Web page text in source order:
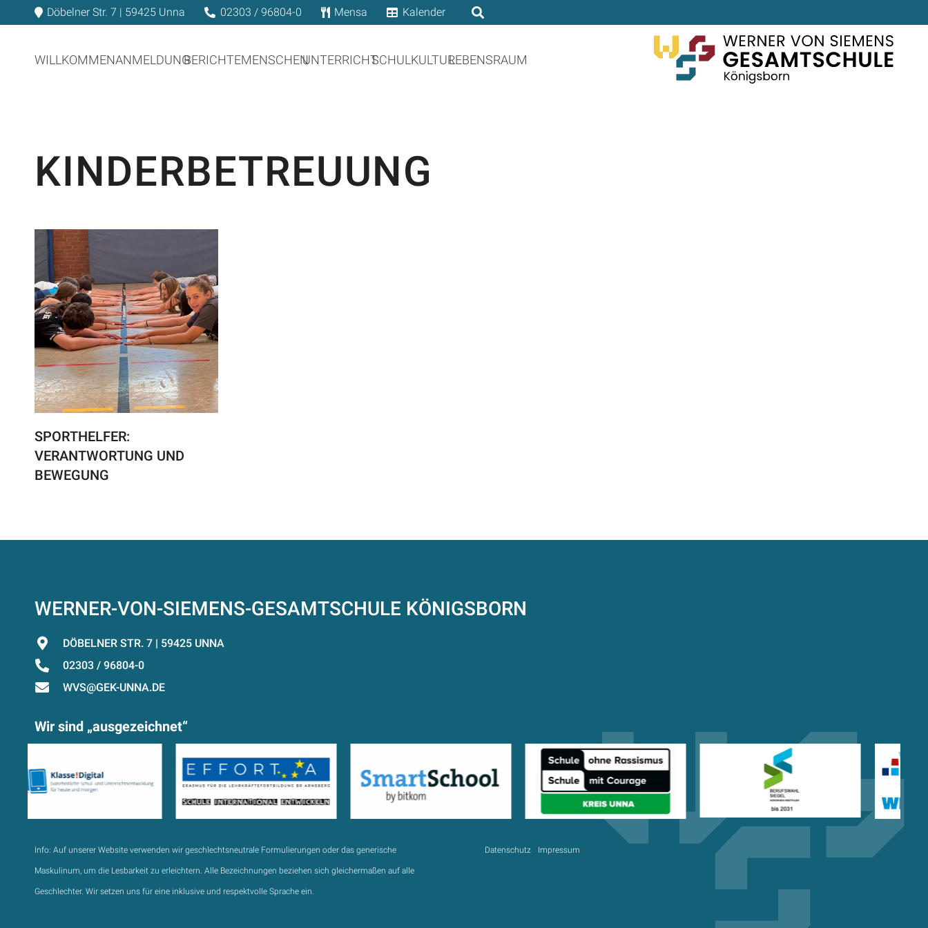
Döbelner Str. 7 | 59425 Unna 02303 / 96804-0 Mensa Kalender
WILLKOMMENANMELDUNGBERICHTEMENSCHENUNTERRICHTSCHULKULTURLEBENSRAUM
KINDERBETREUUNG
SPORTHELFER:
VERANTWORTUNG UND
BEWEGUNG
WERNER-VON-SIEMENS-GESAMTSCHULE KÖNIGSBORN
DÖBELNER STR. 7 | 59425 UNNA
02303 / 96804-0
WVS@GEK-UNNA.DE
Wir sind „ausgezeichnet“
Info: Auf unserer Website verwenden wir geschlechtsneutrale Formulierungen oder das generische
Maskulinum, um die Lesbarkeit zu erleichtern. Alle Bezeichnungen beziehen sich gleichermaßen auf alle
Geschlechter. Wir setzen uns für eine inklusive und respektvolle Sprache ein.
Datenschutz Impressum